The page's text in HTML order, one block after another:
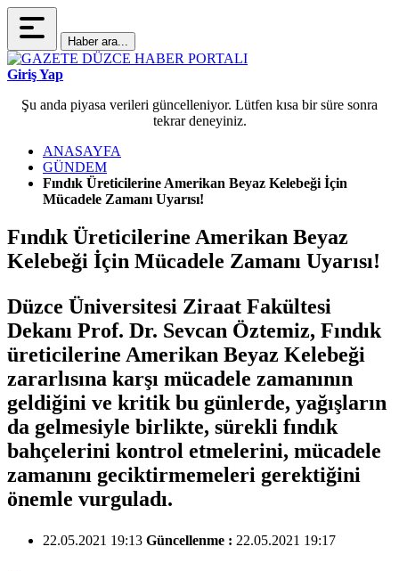
Haber ara...
Giriş Yap
Şu anda piyasa verileri güncelleniyor. Lütfen kısa bir süre sonra
tekrar deneyiniz.
ANASAYFA
GÜNDEM
Fındık Üreticilerine Amerikan Beyaz Kelebeği İçin
Mücadele Zamanı Uyarısı!
Fındık Üreticilerine Amerikan Beyaz
Kelebeği İçin Mücadele Zamanı Uyarısı!
Düzce Üniversitesi Ziraat Fakültesi
Dekanı Prof. Dr. Sevcan Öztemiz, Fındık
üreticilerine Amerikan Beyaz Kelebeği
zararlısına karşı mücadele zamanının
geldiğini ve kritik bu günlerde, yağışların
da gelmesiyle birlikte, sürekli fındık
bahçelerini kontrol etmelerini, mücadele
zamanını geciktirmemeleri gerektiğini
önemle vurguladı.
22.05.2021 19:13 Güncellenme : 22.05.2021 19:17